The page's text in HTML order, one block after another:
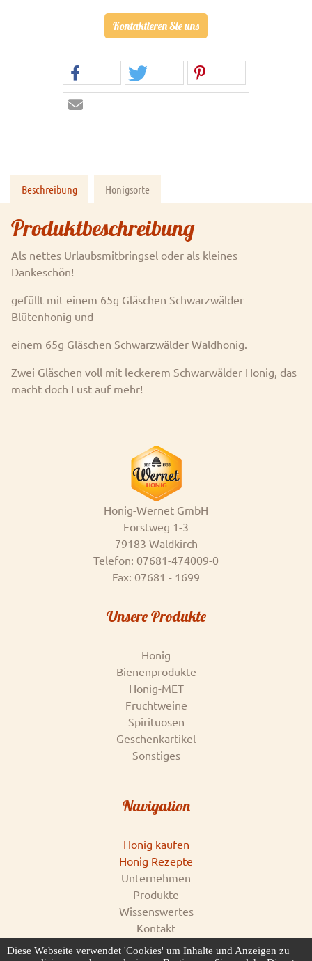
Kontaktieren Sie uns
Beschreibung Honigsorte
Produktbeschreibung
Als nettes Urlaubsmitbringsel oder als kleines
Dankeschön!
gefüllt mit einem 65g Gläschen Schwarzwälder
Blütenhonig und
einem 65g Gläschen Schwarzwälder Waldhonig.
Zwei Gläschen voll mit leckerem Schwarwälder Honig, das
macht doch Lust auf mehr!
Honig-Wernet GmbH
Forstweg 1-3
79183 Waldkirch
Telefon: 07681-474009-0
Fax: 07681 - 1699
Unsere Produkte
Honig
Bienenprodukte
Honig-MET
Fruchtweine
Spirituosen
Geschenkartikel
Sonstiges
Navigation
Honig kaufen
Honig Rezepte
Unternehmen
Produkte
Wissenswertes
Kontakt
Impressum
Diese Webseite verwendet 'Cookies' um Inhalte und Anzeigen zu